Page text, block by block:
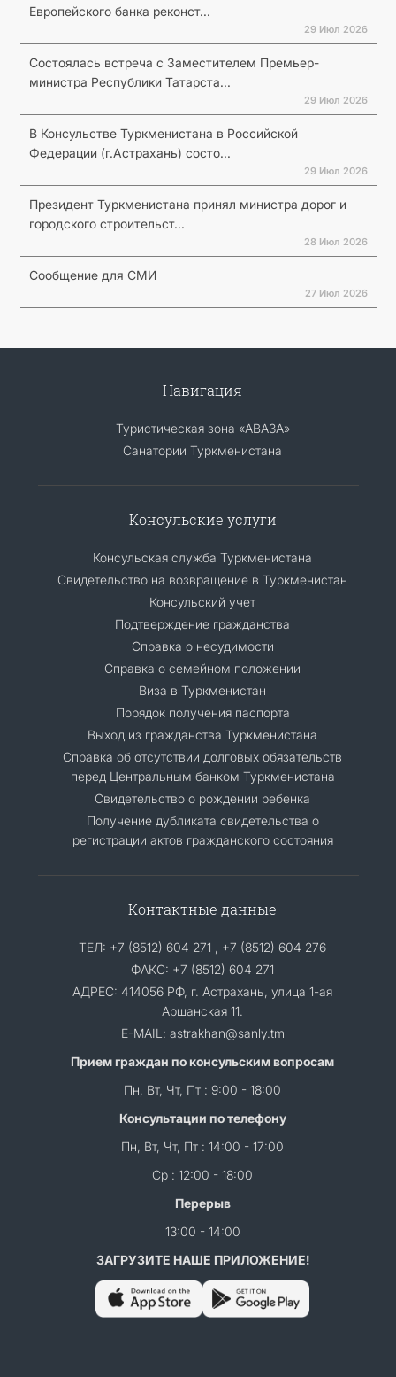
Европейского банка реконст...
29 Июл 2026
Состоялась встреча с Заместителем Премьер-
министра Республики Татарста...
29 Июл 2026
В Консульстве Туркменистана в Российской
Федерации (г.Астрахань) состо...
29 Июл 2026
Президент Туркменистана принял министра дорог и
городского строительст...
28 Июл 2026
Сообщение для СМИ
27 Июл 2026
Навигация
Туристическая зона «АВАЗА»
Санатории Туркменистана
Консульские услуги
Консульская служба Туркменистана
Свидетельство на возвращение в Туркменистан
Консульский учет
Подтверждение гражданства
Справка о несудимости
Справка о семейном положении
Виза в Туркменистан
Порядок получения паспорта
Выход из гражданства Туркменистана
Cправка об отсутствии долговых обязательств
перед Центральным банком Туркменистана
Свидетельство о рождении ребенка
Получение дубликата свидетельства о
регистрации актов гражданского состояния
Контактные данные
ТЕЛ: +7 (8512) 604 271 , +7 (8512) 604 276
ФАКС: +7 (8512) 604 271
АДРЕС: 414056 РФ, г. Астрахань, улица 1-ая
Аршанская 11.
E-MAIL: astrakhan@sanly.tm
Прием граждан по консульским вопросам
Пн, Вт, Чт, Пт : 9:00 - 18:00
Консультации по телефону
Пн, Вт, Чт, Пт : 14:00 - 17:00
Ср : 12:00 - 18:00
Перерыв
13:00 - 14:00
ЗАГРУЗИТЕ НАШЕ ПРИЛОЖЕНИЕ!